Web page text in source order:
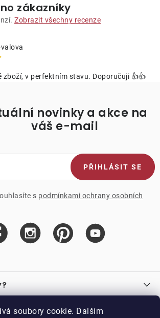
soubory cookie. Dalším
zákazníky
Zobrazit všechny recenze
zboží, v perfektním stavu. Doporučuji 👍👍
novinky a akce na
váš e-mail
s podmínkami ochrany osobních
PŘIHLÁSIT SE